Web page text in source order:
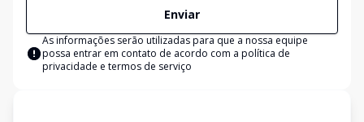
Enviar
As informações serão utilizadas para que a nossa equipe
possa entrar em contato de acordo com a política de
privacidade e termos de serviço